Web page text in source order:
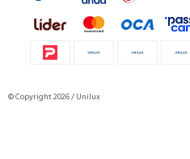
© Copyright 2026 / Unilux